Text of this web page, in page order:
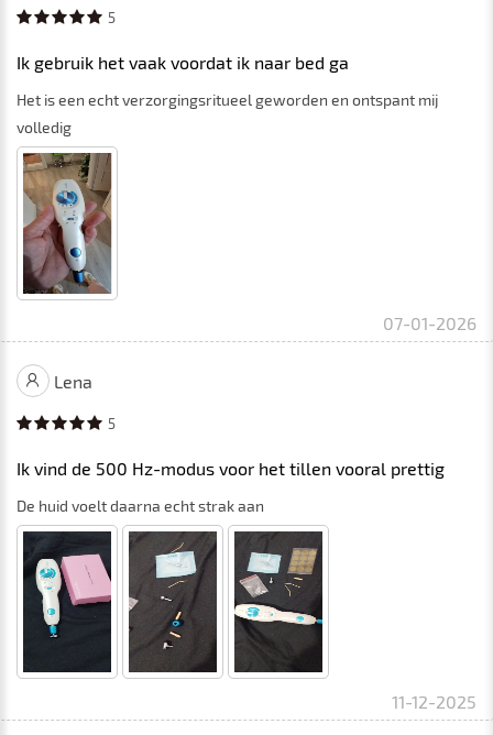
5
Ik gebruik het vaak voordat ik naar bed ga
Het is een echt verzorgingsritueel geworden en ontspant mij
volledig
07-01-2026
Lena
5
Ik vind de 500 Hz-modus voor het tillen vooral prettig
De huid voelt daarna echt strak aan
11-12-2025